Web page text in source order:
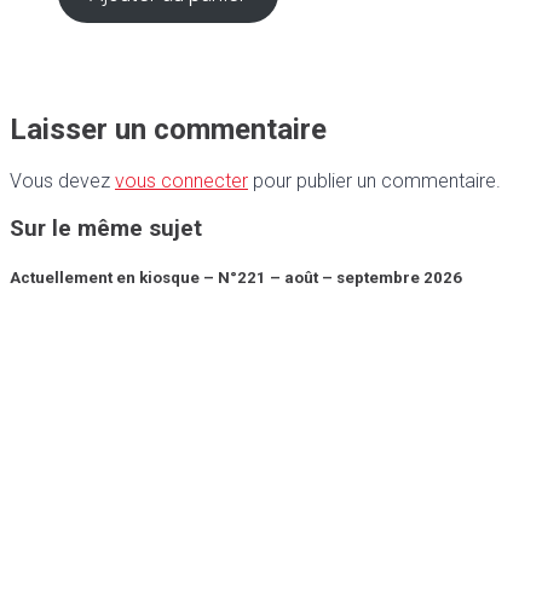
Laisser un commentaire
Vous devez vous connecter pour publier un commentaire.
Sur le même sujet
Actuellement en kiosque – N°221 – août – septembre 2026